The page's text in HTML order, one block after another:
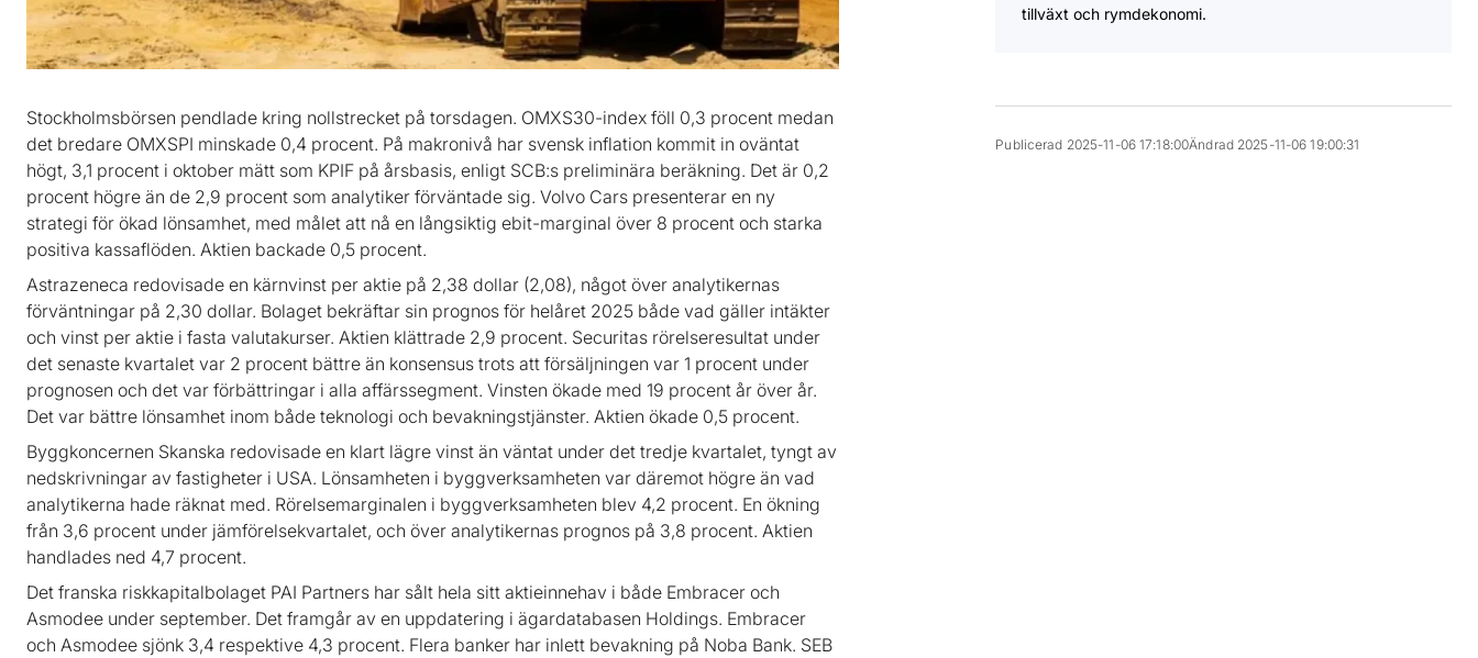
Stockholmsbörsen pendlade kring nollstrecket på torsdagen. OMXS30-index föll 0,3 procent medan
det bredare OMXSPI minskade 0,4 procent. På makronivå har svensk inflation kommit in oväntat
högt, 3,1 procent i oktober mätt som KPIF på årsbasis, enligt SCB:s preliminära beräkning. Det är 0,2
procent högre än de 2,9 procent som analytiker förväntade sig. Volvo Cars presenterar en ny
strategi för ökad lönsamhet, med målet att nå en långsiktig ebit-marginal över 8 procent och starka
positiva kassaflöden. Aktien backade 0,5 procent.
Astrazeneca redovisade en kärnvinst per aktie på 2,38 dollar (2,08), något över analytikernas
förväntningar på 2,30 dollar. Bolaget bekräftar sin prognos för helåret 2025 både vad gäller intäkter
och vinst per aktie i fasta valutakurser. Aktien klättrade 2,9 procent. Securitas rörelseresultat under
det senaste kvartalet var 2 procent bättre än konsensus trots att försäljningen var 1 procent under
prognosen och det var förbättringar i alla affärssegment. Vinsten ökade med 19 procent år över år.
Det var bättre lönsamhet inom både teknologi och bevakningstjänster. Aktien ökade 0,5 procent.
Byggkoncernen Skanska redovisade en klart lägre vinst än väntat under det tredje kvartalet, tyngt av
nedskrivningar av fastigheter i USA. Lönsamheten i byggverksamheten var däremot högre än vad
analytikerna hade räknat med. Rörelsemarginalen i byggverksamheten blev 4,2 procent. En ökning
från 3,6 procent under jämförelsekvartalet, och över analytikernas prognos på 3,8 procent. Aktien
handlades ned 4,7 procent.
Det franska riskkapitalbolaget PAI Partners har sålt hela sitt aktieinnehav i både Embracer och
Asmodee under september. Det framgår av en uppdatering i ägardatabasen Holdings. Embracer
och Asmodee sjönk 3,4 respektive 4,3 procent. Flera banker har inlett bevakning på Noba Bank. SEB
tillväxt och rymdekonomi.
Publicerad 2025-11-06 17:18:00Ändrad 2025-11-06 19:00:31